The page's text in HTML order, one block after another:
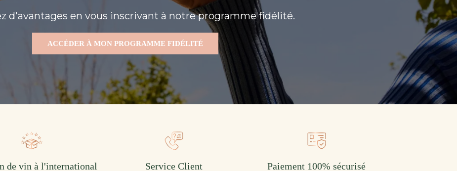
d'avantages en vous inscrivant à notre programme fidélité.
ACCÉDER À MON PROGRAMME FIDÉLITÉ
de vin à l'international Service Client Paiement 100% sécurisé